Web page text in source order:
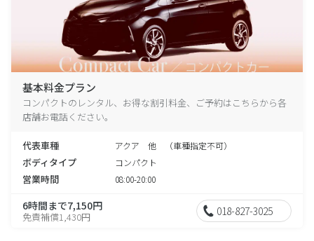
基本料金プラン
コンパクトのレンタル、お得な割引料金、ご予約はこちらから各
店舗お電話ください。
代表車種 アクア 他 （車種指定不可）
ボディタイプ コンパクト
営業時間 08:00-20:00
6時間まで7,150円
免責補償1,430円 018-827-3025